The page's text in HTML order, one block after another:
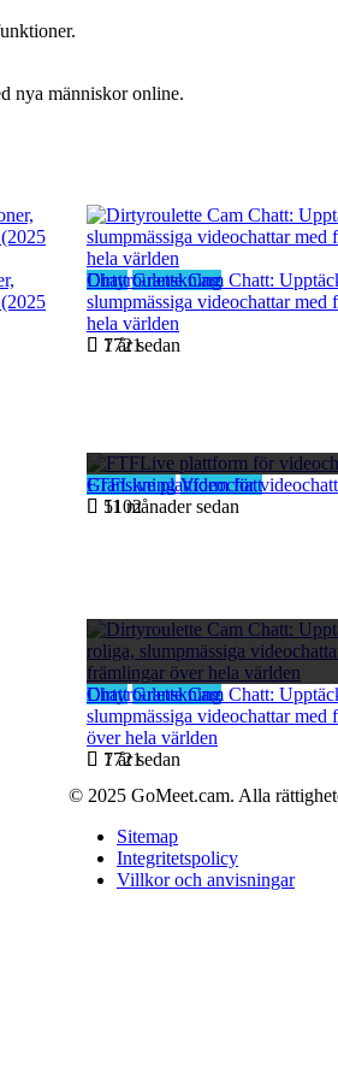
nya människor online.
Chatt Granskning
Dirtyroulette Cam Chatt:
slumpmässiga videochattar med
hela världen
1 år sedan
7721
Granskning Videochatt
FTFLive plattform för videochatt
11 månader sedan
5102
Chatt Granskning
Dirtyroulette Cam Chatt:
slumpmässiga videochattar med
över hela världen
1 år sedan
7721
© 2025 GoMeet.cam. Alla
Sitemap
Integritetspolicy
Villkor och anvisningar